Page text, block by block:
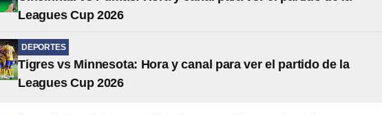
Leagues Cup 2026
DEPORTES
Tigres vs Minnesota: Hora y canal para ver el partido de la
Leagues Cup 2026